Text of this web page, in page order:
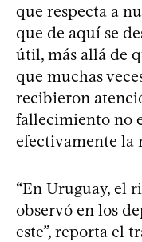
que respecta a
que de aquí se
útil, más allá de
que muchas
recibieron
fallecimiento no
efectivamente la
“En Uruguay, el
observó en los
este”, reporta el